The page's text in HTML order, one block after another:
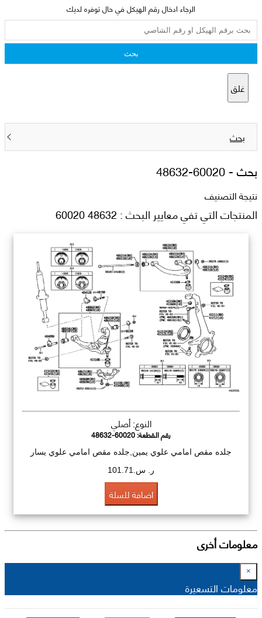
الرجاء ادخال رقم الهيكل في حال توفره لديك
بحث
غلق
بحث
بحث -48632-60020
نتيجة التصنيف
المنتجات التي تفي معايير البحث : 48632 60020
النوع: أصلي
رقم القطعة:48632-60020
جلده مقص امامي علوي يمين,جلده مقص امامي علوي يسار
ر. س.101.71
اضافة للسلة
معلومات أخرى
×
معلومات التسعيرة